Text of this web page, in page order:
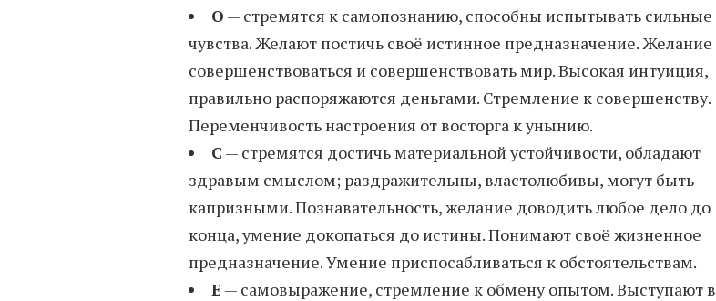
О — стремятся к самопознанию, способны испытывать сильные
чувства. Желают постичь своё истинное предназначение. Желание
совершенствоваться и совершенствовать мир. Высокая интуиция,
правильно распоряжаются деньгами. Стремление к совершенству.
Переменчивость настроения от восторга к унынию.
С — стремятся достичь материальной устойчивости, обладают
здравым смыслом; раздражительны, властолюбивы, могут быть
капризными. Познавательность, желание доводить любое дело до
конца, умение докопаться до истины. Понимают своё жизненное
предназначение. Умение приспосабливаться к обстоятельствам.
Е — самовыражение, стремление к обмену опытом. Выступают в